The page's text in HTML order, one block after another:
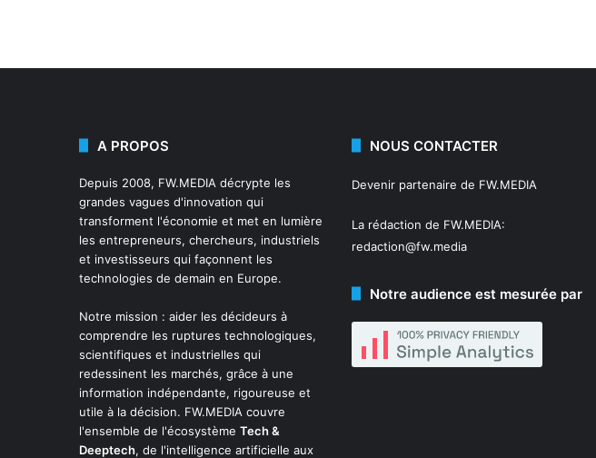
A PROPOS
Depuis 2008, FW.MEDIA décrypte les
grandes vagues d'innovation qui
transforment l'économie et met en lumière
les entrepreneurs, chercheurs, industriels
et investisseurs qui façonnent les
technologies de demain en Europe.
Notre mission : aider les décideurs à
comprendre les ruptures technologiques,
scientifiques et industrielles qui
redessinent les marchés, grâce à une
information indépendante, rigoureuse et
utile à la décision. FW.MEDIA couvre
l'ensemble de l'écosystème Tech &
Deeptech, de l'intelligence artificielle aux
NOUS CONTACTER
Devenir partenaire de FW.MEDIA
La rédaction de FW.MEDIA:
redaction@fw.media
Notre audience est mesurée par